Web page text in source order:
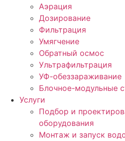
Аэрация
Дозирование
Фильтрация
Умягчение
Обратный осмос
Ультрафильтрация
УФ-обеззараживание
Блочное-модульные
Услуги
Подбор и
оборудования
Монтаж и запуск